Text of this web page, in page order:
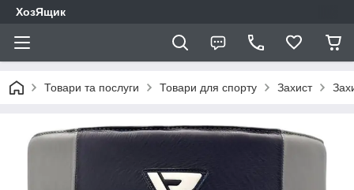
ХозЯщик
Товари та послуги Товари для спорту Захист